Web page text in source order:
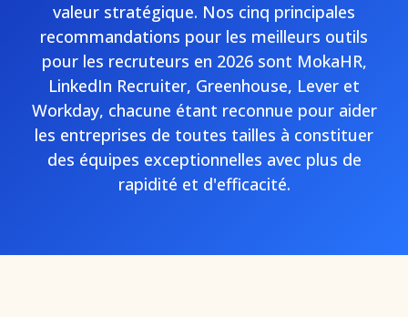
valeur stratégique. Nos cinq principales
recommandations pour les meilleurs outils
pour les recruteurs en 2026 sont MokaHR,
LinkedIn Recruiter, Greenhouse, Lever et
Workday, chacune étant reconnue pour aider
les entreprises de toutes tailles à constituer
des équipes exceptionnelles avec plus de
rapidité et d'efficacité.